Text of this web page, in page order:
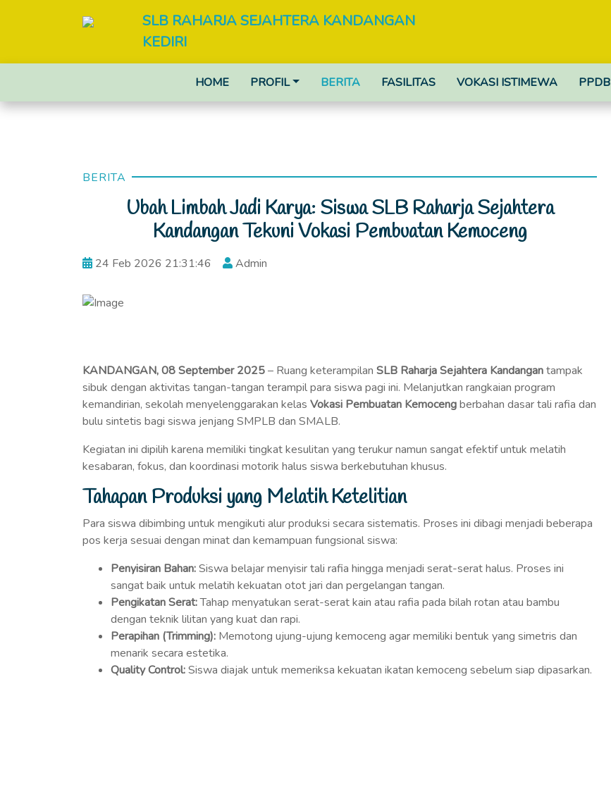
SLB RAHARJA SEJAHTERA KANDANGAN
KEDIRI
HOME PROFIL BERITA FASILITAS VOKASI ISTIMEWA PPDB
BERITA
Ubah Limbah Jadi Karya: Siswa SLB Raharja Sejahtera
Kandangan Tekuni Vokasi Pembuatan Kemoceng
24 Feb 2026 21:31:46 Admin
KANDANGAN, 08 September 2025– Ruang keterampilan SLB Raharja Sejahtera Kandangantampak
sibuk dengan aktivitas tangan-tangan terampil para siswa pagi ini. Melanjutkan rangkaian program
kemandirian, sekolah menyelenggarakan kelas Vokasi Pembuatan Kemocengberbahan dasar tali rafia dan
bulu sintetis bagi siswa jenjang SMPLB dan SMALB.
Kegiatan ini dipilih karena memiliki tingkat kesulitan yang terukur namun sangat efektif untuk melatih
kesabaran, fokus, dan koordinasi motorik halus siswa berkebutuhan khusus.
Tahapan Produksi yang Melatih Ketelitian
Para siswa dibimbing untuk mengikuti alur produksi secara sistematis. Proses ini dibagi menjadi beberapa
pos kerja sesuai dengan minat dan kemampuan fungsional siswa:
Penyisiran Bahan:Siswa belajar menyisir tali rafia hingga menjadi serat-serat halus. Proses ini
sangat baik untuk melatih kekuatan otot jari dan pergelangan tangan.
Pengikatan Serat:Tahap menyatukan serat-serat kain atau rafia pada bilah rotan atau bambu
dengan teknik lilitan yang kuat dan rapi.
Perapihan (Trimming): Memotong ujung-ujung kemoceng agar memiliki bentuk yang simetris dan
menarik secara estetika.
Quality Control:Siswa diajak untuk memeriksa kekuatan ikatan kemoceng sebelum siap dipasarkan.